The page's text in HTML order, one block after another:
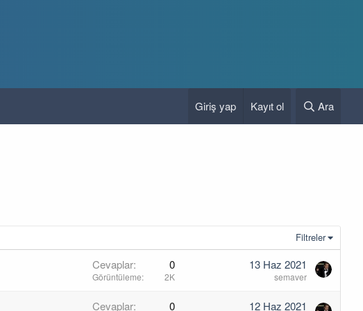
Giriş yap Kayıt ol Ara
Filtreler
Cevaplar 0
Görüntüleme 2K
13 Haz 2021
semaver
Cevaplar 0 12 Haz 2021